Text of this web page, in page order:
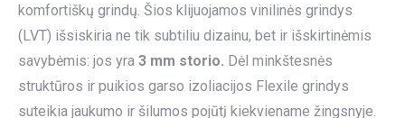
komfortiškų grindų. Šios klijuojamos vinilinės grindys
(LVT) išsiskiria ne tik subtiliu dizainu, bet ir išskirtinėmis
savybėmis: jos yra 3 mm storio. Dėl minkštesnės
struktūros ir puikios garso izoliacijos Flexile grindys
suteikia jaukumo ir šilumos pojūtį kiekviename žingsnyje.